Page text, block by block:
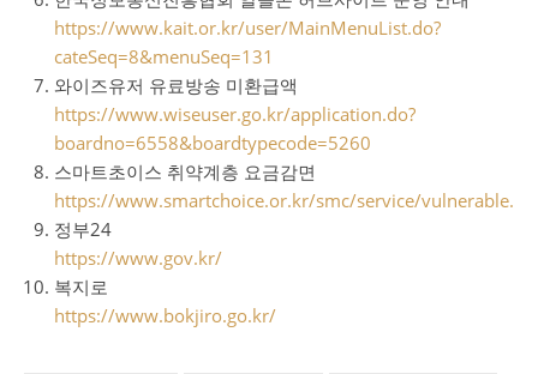
https://www.kait.or.kr/user/MainMenuList.do?
cateSeq=8&menuSeq=131
와이즈유저 유료방송 미환급액
https://www.wiseuser.go.kr/application.do?
boardno=6558&boardtypecode=5260
스마트초이스 취약계층 요금감면
https://www.smartchoice.or.kr/smc/service/vulnerable.do
정부24
https://www.gov.kr/
복지로
https://www.bokjiro.go.kr/